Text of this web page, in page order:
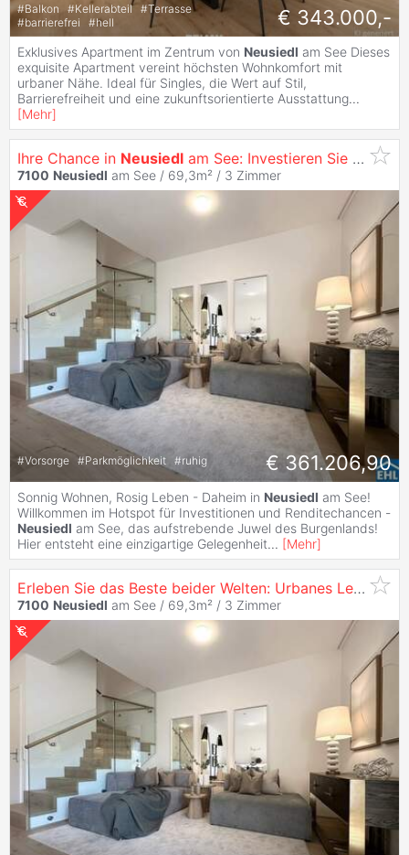
#Balkon #Kellerabteil #Terrasse
#barrierefrei #hell € 343.000,-
Exklusives Apartment im Zentrum von Neusiedl am See Dieses
exquisite Apartment vereint höchsten Wohnkomfort mit
urbaner Nähe. Ideal für Singles, die Wert auf Stil,
Barrierefreiheit und eine zukunftsorientierte Ausstattung...
[Mehr]
Ihre Chance in Neusiedl am See: Investieren Sie in die Zukunft
7100 Neusiedl am See / 69,3m² / 3 Zimmer
#Vorsorge #Parkmöglichkeit #ruhig € 361.206,90
Sonnig Wohnen, Rosig Leben - Daheim in Neusiedl am See!
Willkommen im Hotspot für Investitionen und Renditechancen -
Neusiedl am See, das aufstrebende Juwel des Burgenlands!
Hier entsteht eine einzigartige Gelegenheit... [Mehr]
Erleben Sie das Beste beider Welten: Urbanes Leben und Naturnähe
7100 Neusiedl am See / 69,3m² / 3 Zimmer